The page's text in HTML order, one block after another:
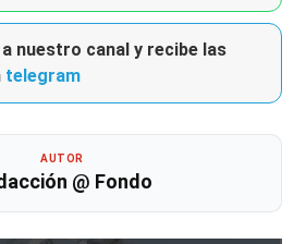
nuestro canal y recibe las
telegram
AUTOR
@ Fondo